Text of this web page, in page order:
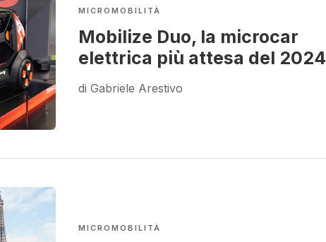
MICROMOBILITÀ
Mobilize Duo, la microcar
elettrica più attesa del 2024
di Gabriele Arestivo
MICROMOBILITÀ